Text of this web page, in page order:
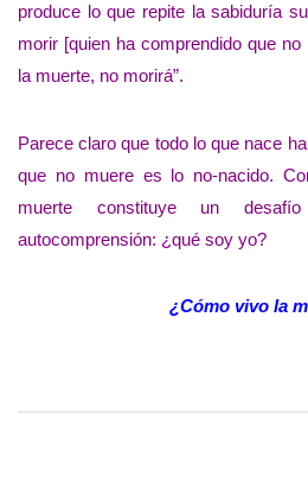
produce lo que repite la sabiduría
morir [quien ha comprendido que
la muerte, no morirá”.
Parece claro que todo lo que nace
que no muere es lo no-nacido.
muerte constituye un
autocomprensión: ¿qué soy yo?
¿Cómo vivo la